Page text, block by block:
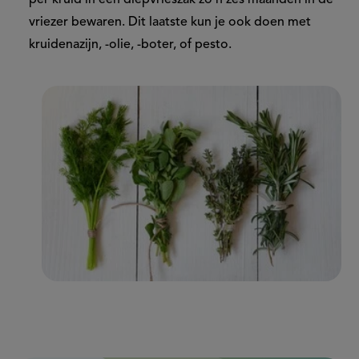
vriezer bewaren. Dit laatste kun je ook doen met
kruidenazijn, -olie, -boter, of pesto.